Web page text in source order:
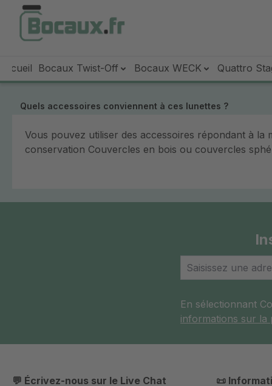
au contenu principal
Passer à la recherche
Passer à la navigation principale
Bocaux Twist-Off Bocaux WECK Quattro
Quels accessoires conviennent à ces lunettes ?
Vous pouvez utiliser des accessoires répondant à
conservation Couvercles en bois ou couvercles
En sélectionnant
informations sur la
💬 Écrivez-nous sur le Live Chat 📜